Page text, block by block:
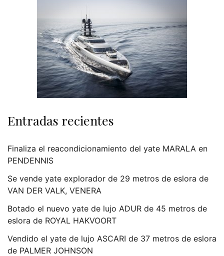
Entradas recientes
Finaliza el reacondicionamiento del yate MARALA en
PENDENNIS
Se vende yate explorador de 29 metros de eslora de
VAN DER VALK, VENERA
Botado el nuevo yate de lujo ADUR de 45 metros de
eslora de ROYAL HAKVOORT
Vendido el yate de lujo ASCARI de 37 metros de eslora
de PALMER JOHNSON